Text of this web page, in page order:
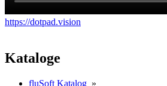
https://dotpad.vision
Kataloge
fluSoft Katalog »